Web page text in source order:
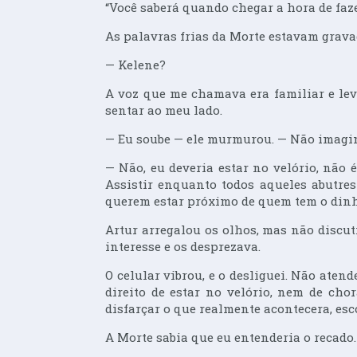
“Você saberá quando chegar a hora de
As palavras frias da Morte estavam
— Kelene?
A voz que me chamava era familiar e
sentar ao meu lado.
— Eu soube — ele murmurou. — Não
— Não, eu deveria estar no velório, não
Assistir enquanto todos aqueles
querem estar próximo de quem tem o
Artur arregalou os olhos, mas não
interesse e os desprezava.
O celular vibrou, e o desliguei. Não
direito de estar no velório, nem de
disfarçar o que realmente acontecera,
A Morte sabia que eu entenderia o recado.